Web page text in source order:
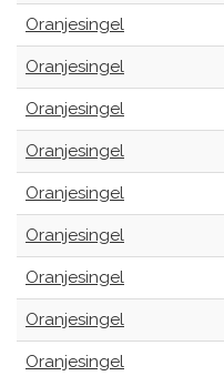
Oranjesingel
Oranjesingel
Oranjesingel
Oranjesingel
Oranjesingel
Oranjesingel
Oranjesingel
Oranjesingel
Oranjesingel